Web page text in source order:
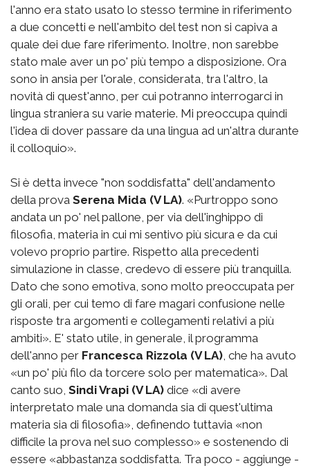
l'anno era stato usato lo stesso termine in riferimento
a due concetti e nell'ambito del test non si capiva a
quale dei due fare riferimento. Inoltre, non sarebbe
stato male aver un po' più tempo a disposizione. Ora
sono in ansia per l'orale, considerata, tra l'altro, la
novità di quest'anno, per cui potranno interrogarci in
lingua straniera su varie materie. Mi preoccupa quindi
l'idea di dover passare da una lingua ad un'altra durante
il colloquio».
Si è detta invece "non soddisfatta" dell'andamento
della prova Serena Mida (V LA). «Purtroppo sono
andata un po' nel pallone, per via dell'inghippo di
filosofia, materia in cui mi sentivo più sicura e da cui
volevo proprio partire. Rispetto alla precedenti
simulazione in classe, credevo di essere più tranquilla.
Dato che sono emotiva, sono molto preoccupata per
gli orali, per cui temo di fare magari confusione nelle
risposte tra argomenti e collegamenti relativi a più
ambiti». E' stato utile, in generale, il programma
dell'anno per Francesca Rizzola (V LA) , che ha avuto
«un po' più filo da torcere solo per matematica». Dal
canto suo, Sindi Vrapi (V LA) dice «di avere
interpretato male una domanda sia di quest'ultima
materia sia di filosofia», definendo tuttavia «non
difficile la prova nel suo complesso» e sostenendo di
essere «abbastanza soddisfatta. Tra poco - aggiunge -